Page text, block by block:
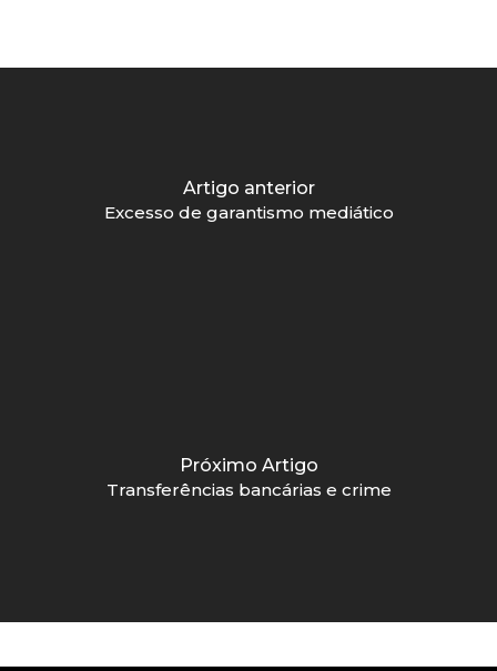
Artigo anterior
Excesso de garantismo mediático
Próximo Artigo
Transferências bancárias e crime